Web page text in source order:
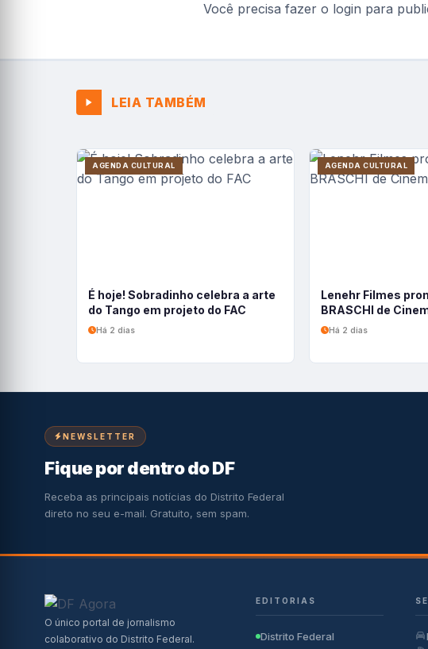
Você precisa fazer o login para
LEIA TAMBÉM
AGENDA CULTURAL
É hoje! Sobradinho celebra a arte
do Tango em projeto do FAC
Há 2 dias
AGENDA CULTURAL
Lenehr Filmes
BRASCHI de
Há 2 dias
NEWSLETTER
Fique por dentro do DF
Receba as principais notícias do Distrito Federal
direto no seu e-mail. Gratuito, sem spam.
O único portal de jornalismo
colaborativo do Distrito Federal.
EDITORIAS
Distrito Federal